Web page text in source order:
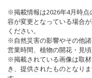
※掲載情報は2026年4月時点
容が変更となっている場合
ください。
※自然災害の影響やその他
営業時間、植物の開花・見
※掲載されている画像は取
き、提供されたものとなり